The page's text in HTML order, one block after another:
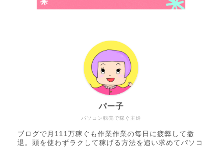
パソコン転売で稼ぐ主婦
パー子
ブログで月111万稼ぐも作業作業の毎日に疲弊して撤
退。頭を使わずラクして稼げる方法を追い求めてパソコ